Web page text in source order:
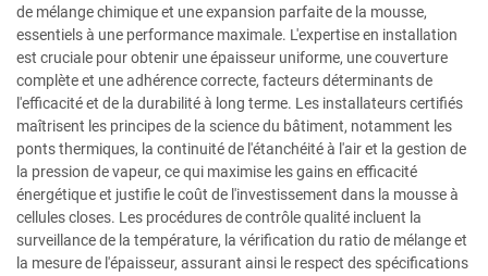
de mélange chimique et une expansion parfaite de la mousse,
essentiels à une performance maximale. L'expertise en installation
est cruciale pour obtenir une épaisseur uniforme, une couverture
complète et une adhérence correcte, facteurs déterminants de
l'efficacité et de la durabilité à long terme. Les installateurs certifiés
maîtrisent les principes de la science du bâtiment, notamment les
ponts thermiques, la continuité de l'étanchéité à l'air et la gestion de
la pression de vapeur, ce qui maximise les gains en efficacité
énergétique et justifie le coût de l'investissement dans la mousse à
cellules closes. Les procédures de contrôle qualité incluent la
surveillance de la température, la vérification du ratio de mélange et
la mesure de l'épaisseur, assurant ainsi le respect des spécifications